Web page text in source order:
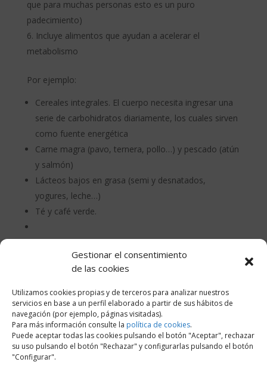
Gestionar el consentimiento
de las cookies
Utilizamos cookies propias y de terceros para analizar nuestros
servicios en base a un perfil elaborado a partir de sus hábitos de
navegación (por ejemplo, páginas visitadas).
Para más información consulte la política de cookies.
Puede aceptar todas las cookies pulsando el botón "Aceptar", rechazar
su uso pulsando el botón "Rechazar" y configurarlas pulsando el botón
"Configurar".
que para muchas personas esto es un puro
padecimiento)
Incluye alimentos que ayudan a acelerar el
metabolismo
Por ejemplo:
Cereales integrales. El cuerpo necesita ingresar una
serie de carbohidratos diariamente, los cuales sirven
como fuente energética
Carne magra (pavo, ternera, pollo…) y pescado (atún
y salmón)
Lácteos bajos en grasa (semi y desnatados,
yogures, leche…)
Té y café verde.
Chiles , pimientos picantes, rábanos … (las comidas
picantes son saciantes y además aligeran el tránsito
intestinal)
Frutas y verduras
Por lo tanto, aunque tengamos un metabolismo más
lento que otras personas, podemos realizar algunos
cambios en nuestro día a día para intentar acelerarlo.
Consulta con tu médico y lleva a cabo una